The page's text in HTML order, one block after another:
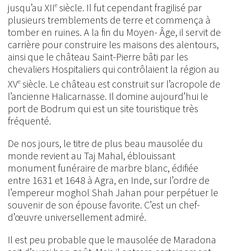
jusqu’au XIIe siècle. Il fut cependant fragilisé par
plusieurs tremblements de terre et commença à
tomber en ruines. A la fin du Moyen- Âge, il servit de
carrière pour construire les maisons des alentours,
ainsi que le château Saint-Pierre bâti par les
chevaliers Hospitaliers qui contrôlaient la région au
XVe siècle. Le château est construit sur l’acropole de
l’ancienne Halicarnasse. Il domine aujourd’hui le
port de Bodrum qui est un site touristique très
fréquenté.
De nos jours, le titre de plus beau mausolée du
monde revient au Taj Mahal, éblouissant
monument funéraire de marbre blanc, édifiée
entre 1631 et 1648 à Agra, en Inde, sur l’ordre de
l’empereur moghol Shah Jahan pour perpétuer le
souvenir de son épouse favorite. C’est un chef-
d’œuvre universellement admiré.
Il est peu probable que le mausolée de Maradona